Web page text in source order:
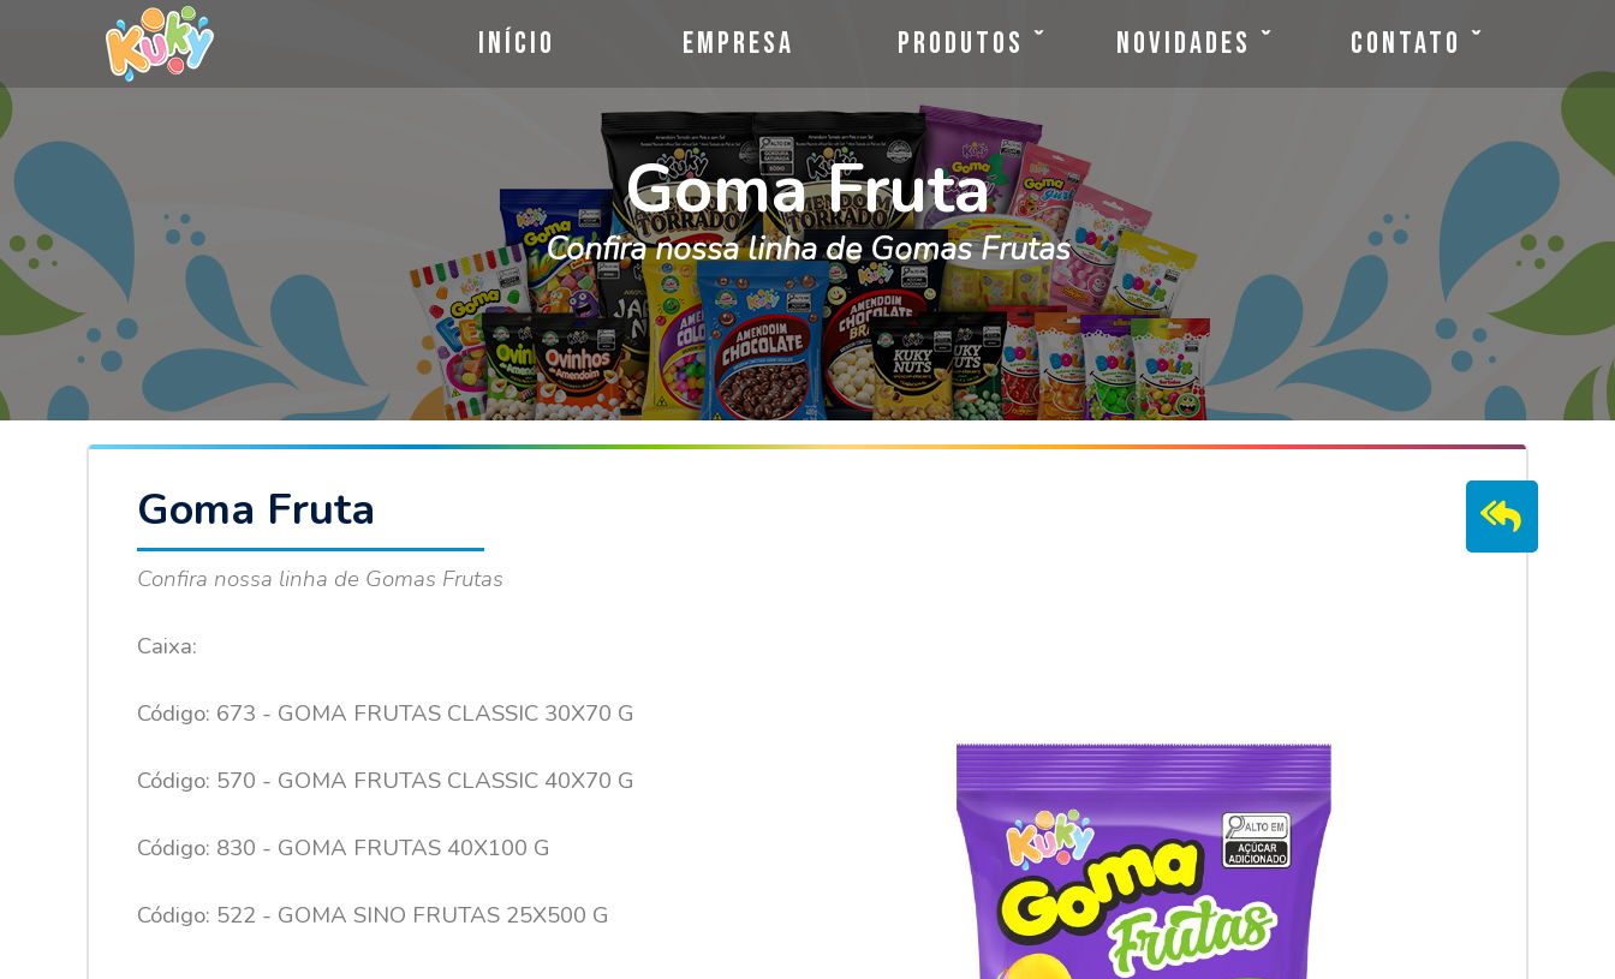
Início Empresa Produtos Novidades Contato
Goma Fruta
Confira nossa linha de Gomas Frutas
Goma Fruta
Confira nossa linha de Gomas Frutas
Caixa:
Código: 673 - GOMA FRUTAS CLASSIC 30X70 G
Código: 570 - GOMA FRUTAS CLASSIC 40X70 G
Código: 830 - GOMA FRUTAS 40X100 G
Código: 522 - GOMA SINO FRUTAS 25X500 G